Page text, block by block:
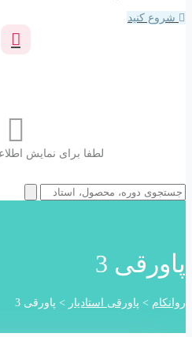
شروع کنید
لطفا برای نمایش
پاورقی 3
روانکام > پاورقی استادیار > پاورقی 3